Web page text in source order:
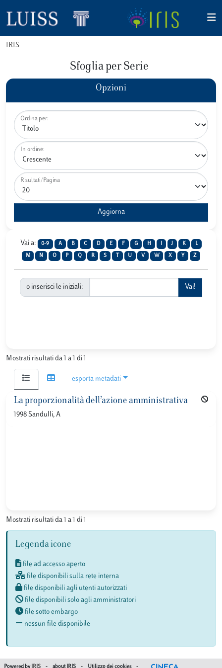
IRIS
Sfoglia per Serie
Opzioni
Ordina per:
In ordine:
Risultati/Pagina
Vai a: 0-9 A B C D E F G H J K L
M N O P Q R S U V W X Y Z
o inserisci le iniziali:
Mostrati risultati da 1 a 1 di 1
esporta metadati
La proporzionalità dell’azione amministrativa
1998 Sandulli, A
Mostrati risultati da 1 a 1 di 1
Legenda icone
file ad accesso aperto
file disponibili sulla rete interna
file disponibili agli utenti autorizzati
file disponibili solo agli amministratori
file sotto embargo
nessun file disponibile
Powered by IRIS - about IRIS - Utilizzo dei cookies -